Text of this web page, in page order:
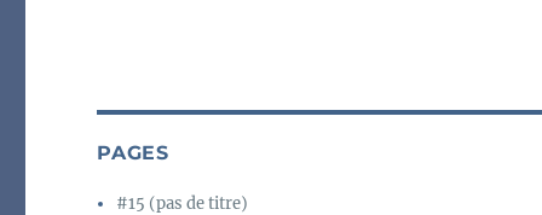
PAGES
#15 (pas de titre)